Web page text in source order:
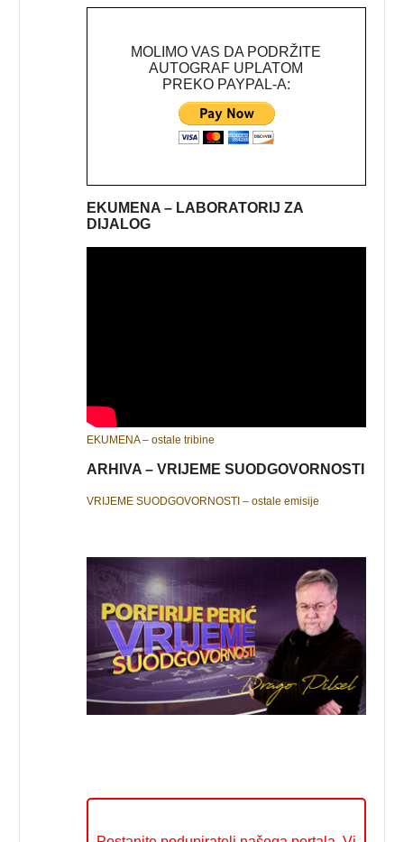
MOLIMO VAS DA PODRŽITE
AUTOGRAF UPLATOM
PREKO PAYPAL-A:
EKUMENA – LABORATORIJ ZA
DIJALOG
EKUMENA – ostale tribine
ARHIVA – VRIJEME SUODGOVORNOSTI
VRIJEME SUODGOVORNOSTI – ostale emisije